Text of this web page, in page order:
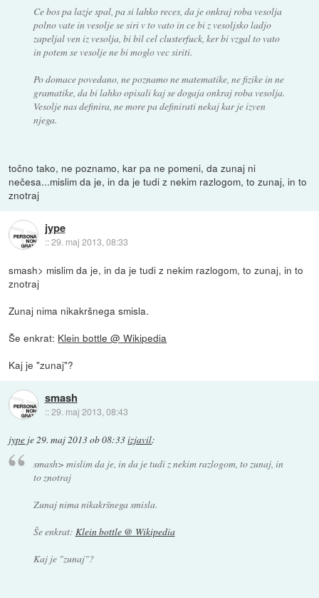
Ce bos pa lazje spal, pa si lahko reces, da je onkraj roba vesolja
polno vate in vesolje se siri v to vato in ce bi z vesoljsko ladjo
zapeljal ven iz vesolja, bi bil cel clusterfuck, ker bi vzgal to vato
in potem se vesolje ne bi moglo vec siriti.
Po domace povedano, ne poznamo ne matematike, ne fizike in ne
gramatike, da bi lahko opisali kaj se dogaja onkraj roba vesolja.
Vesolje nas definira, ne more pa definirati nekaj kar je izven
njega.
točno tako, ne poznamo, kar pa ne pomeni, da zunaj ni
nečesa...mislim da je, in da je tudi z nekim razlogom, to zunaj, in to
znotraj
jype
::29. maj 2013, 08:33
smash> mislim da je, in da je tudi z nekim razlogom, to zunaj, in to
znotraj
Zunaj nima nikakršnega smisla.
Še enkrat: Klein bottle @ Wikipedia
Kaj je "zunaj"?
smash
::29. maj 2013, 08:43
jype je29. maj 2013 ob 08:33izjavil:
smash> mislim da je, in da je tudi z nekim razlogom, to zunaj, in
to znotraj
Zunaj nima nikakršnega smisla.
Še enkrat: Klein bottle @ Wikipedia
Kaj je "zunaj"?